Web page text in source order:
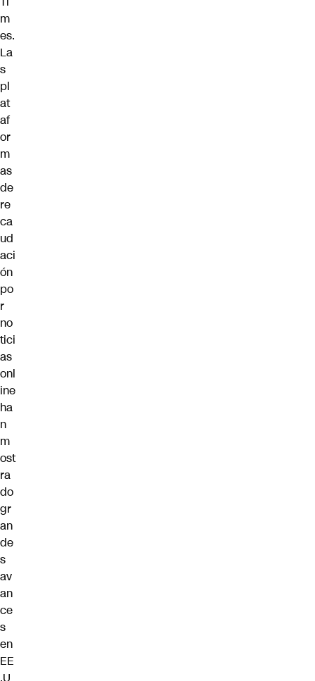
m
es.
La
s
pl
at
af
or
m
as
de
re
ca
ud
aci
ón
po
r
no
tici
as
onl
ine
ha
n
m
ost
ra
do
gr
an
de
s
av
an
ce
s
en
EE
.U